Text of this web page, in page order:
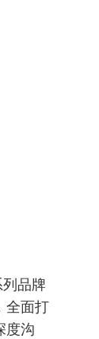
品牌
全面打
度沟